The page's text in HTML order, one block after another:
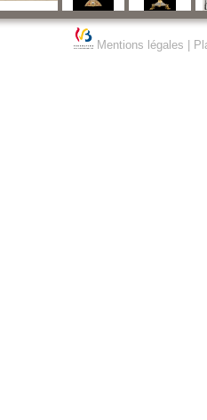
Mentions légales